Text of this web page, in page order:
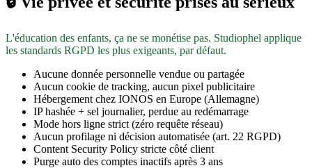
L'éducation des enfants, ça ne se monétise pas. Studiophel applique
les standards RGPD les plus exigeants, par défaut.
Aucune donnée personnelle vendue ou partagée
Aucun cookie de tracking, aucun pixel publicitaire
Hébergement chez IONOS en Europe (Allemagne)
IP hashée + sel journalier, perdue au redémarrage
Mode hors ligne strict (zéro requête réseau)
Aucun profilage ni décision automatisée (art. 22 RGPD)
Content Security Policy stricte côté client
Purge auto des comptes inactifs après 3 ans